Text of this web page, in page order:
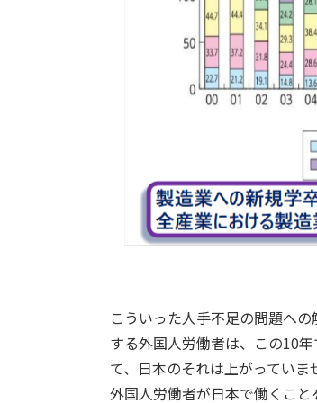
こういった人手不足の問題へ
する外国人労働者は、この10
て、日本のそれは上がってい
外国人労働者が日本で働くこと